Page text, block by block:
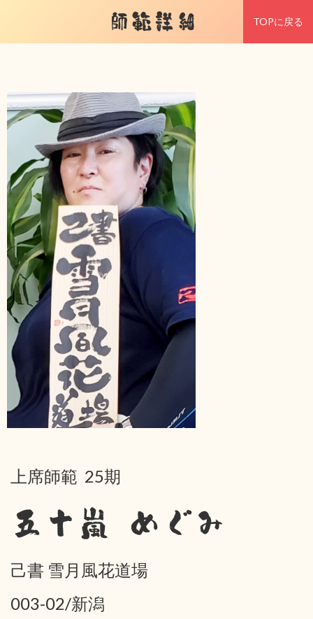
師範詳細 TOPに戻る
上席師範 25期
五十嵐 めぐみ
己書 雪月風花道場
003-02/新潟